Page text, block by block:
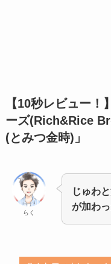
【10秒レビュー！】
ーズ(Rich&Rice
(とみつ金時)」
らく
じゅわ
が加わ